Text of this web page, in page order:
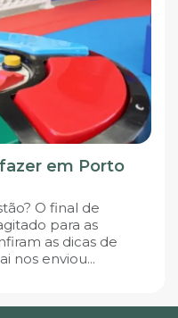
em Porto
O final de
para as
as dicas de
nos enviou...